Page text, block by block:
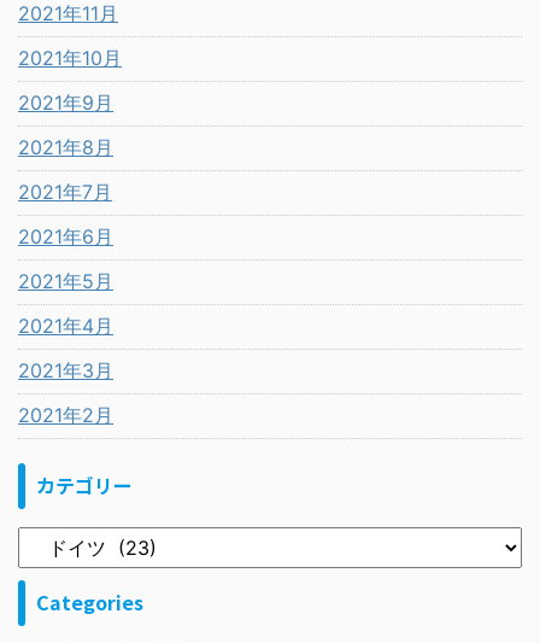
2021年11月
2021年10月
2021年9月
2021年8月
2021年7月
2021年6月
2021年5月
2021年4月
2021年3月
2021年2月
カテゴリー
Categories